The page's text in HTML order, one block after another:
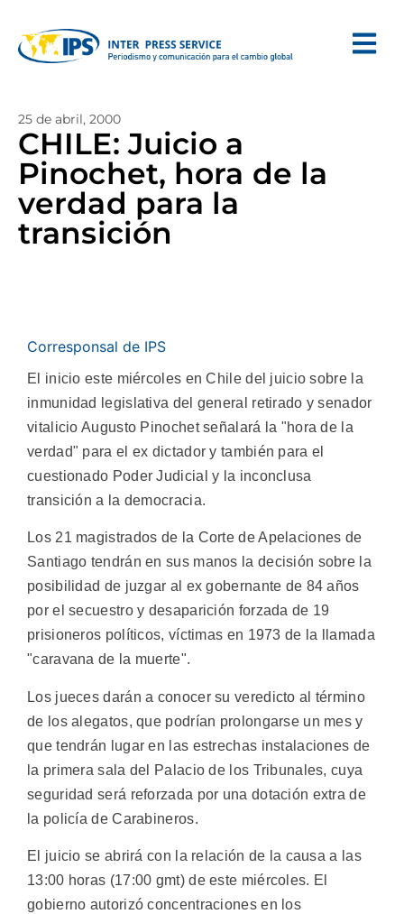
25 de abril, 2000
CHILE: Juicio a
Pinochet, hora de la
verdad para la
transición
Corresponsal de IPS
El inicio este miércoles en Chile del juicio sobre la
inmunidad legislativa del general retirado y senador
vitalicio Augusto Pinochet señalará la "hora de la
verdad" para el ex dictador y también para el
cuestionado Poder Judicial y la inconclusa
transición a la democracia.
Los 21 magistrados de la Corte de Apelaciones de
Santiago tendrán en sus manos la decisión sobre la
posibilidad de juzgar al ex gobernante de 84 años
por el secuestro y desaparición forzada de 19
prisioneros políticos, víctimas en 1973 de la llamada
"caravana de la muerte".
Los jueces darán a conocer su veredicto al término
de los alegatos, que podrían prolongarse un mes y
que tendrán lugar en las estrechas instalaciones de
la primera sala del Palacio de los Tribunales, cuya
seguridad será reforzada por una dotación extra de
la policía de Carabineros.
El juicio se abrirá con la relación de la causa a las
13:00 horas (17:00 gmt) de este miércoles. El
gobierno autorizó concentraciones en los